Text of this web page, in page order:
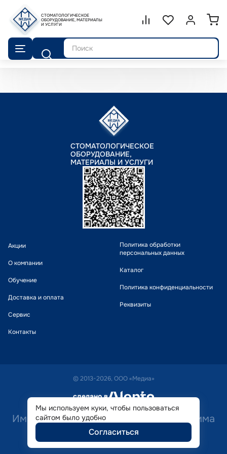
СТОМАТОЛОГИЧЕСКОЕ
ОБОРУДОВАНИЕ, МАТЕРИАЛЫ
И УСЛУГИ
Сравнение.
СписокВойти или
Поиск
СТОМАТОЛОГИЧЕСКОЕ
ОБОРУДОВАНИЕ,
МАТЕРИАЛЫ И УСЛУГИ
Акции
О компании
Обучение
Доставка и оплата
Сервис
Контакты
Политика обработки
персональных данных
Каталог
Политика конфиденциальности
Реквизиты
© 2013-2026, ООО «Медиа»
сделано в alente
Имеются противопоказания. Необходима
консультация специалиста.
Мы используем куки, чтобы пользоваться
сайтом было удобно
Согласиться